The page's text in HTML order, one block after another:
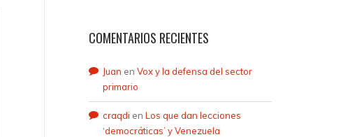
COMENTARIOS RECIENTES
Juan en Vox y la defensa del sector
primario
craqdi en Los que dan lecciones
‘democráticas’ y Venezuela